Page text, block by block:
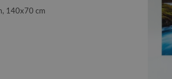
140x70 cm